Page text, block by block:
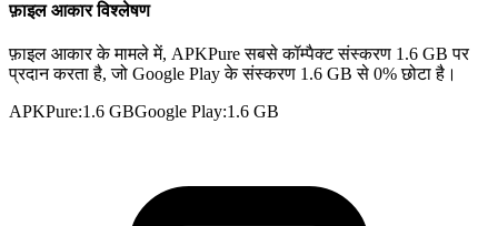
फ़ाइल आकार विश्लेषण
फ़ाइल आकार के मामले में, APKPure सबसे कॉम्पैक्ट संस्करण 1.6 GB पर
प्रदान करता है, जो Google Play के संस्करण 1.6 GB से 0% छोटा है।
APKPure:1.6 GBGoogle Play:1.6 GB